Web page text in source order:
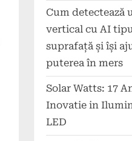
Cum detectează
vertical cu AI
suprafață și își
puterea în mers
Solar Watts: 17
Inovatie in
LED